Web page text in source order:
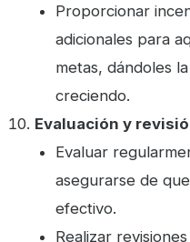
Proporcionar
adicionales para
metas, dándoles
creciendo.
Evaluación y
Evaluar
asegurarse de
efectivo.
Realizar